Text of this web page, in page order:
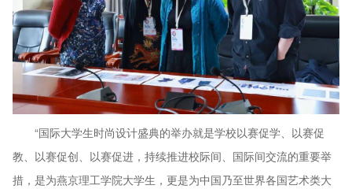
“国际大学生时尚设计盛典的举办就是学校以赛促学、以赛促
教、以赛促创、以赛促进，持续推进校际间、国际间交流的重要举
措，是为燕京理工学院大学生，更是为中国乃至世界各国艺术类大